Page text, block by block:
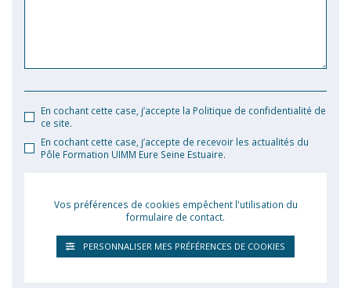
En cochant cette case, j’accepte la Politique de confidentialité de
ce site.
En cochant cette case, j’accepte de recevoir les actualités du
Pôle Formation UIMM Eure Seine Estuaire.
Vos préférences de cookies empêchent l'utilisation du
formulaire de contact.
PERSONNALISER MES PRÉFÉRENCES DE COOKIES